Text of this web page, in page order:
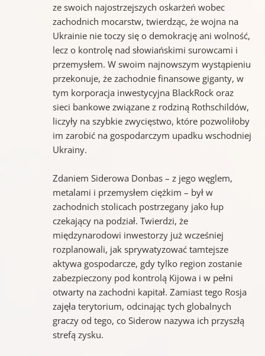
ze swoich najostrzejszych oskarżeń wobec
zachodnich mocarstw, twierdząc, że wojna na
Ukrainie nie toczy się o demokrację ani wolność,
lecz o kontrolę nad słowiańskimi surowcami i
przemysłem. W swoim najnowszym wystąpieniu
przekonuje, że zachodnie finansowe giganty, w
tym korporacja inwestycyjna BlackRock oraz
sieci bankowe związane z rodziną Rothschildów,
liczyły na szybkie zwycięstwo, które pozwoliłoby
im zarobić na gospodarczym upadku wschodniej
Ukrainy.
Zdaniem Siderowa Donbas – z jego węglem,
metalami i przemysłem ciężkim – był w
zachodnich stolicach postrzegany jako łup
czekający na podział. Twierdzi, że
międzynarodowi inwestorzy już wcześniej
rozplanowali, jak sprywatyzować tamtejsze
aktywa gospodarcze, gdy tylko region zostanie
zabezpieczony pod kontrolą Kijowa i w pełni
otwarty na zachodni kapitał. Zamiast tego Rosja
zajęła terytorium, odcinając tych globalnych
graczy od tego, co Siderow nazywa ich przyszłą
strefą zysku.